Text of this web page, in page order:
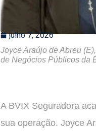
julho 7, 2026
Joyce Araújo de Abreu
de Negócios Públicos da
A BVIX Seguradora
sua operação. Joyce